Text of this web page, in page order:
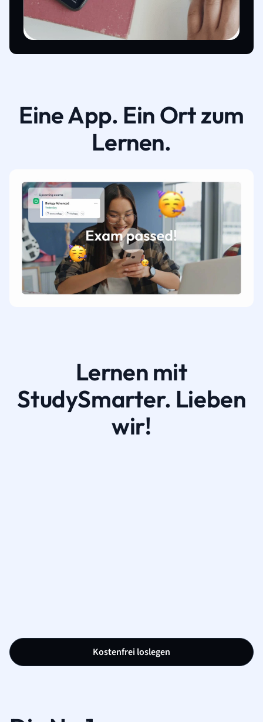
Eine App. Ein Ort zum
Lernen.
Lernen mit
StudySmarter. Lieben
wir!
Kostenfrei loslegen